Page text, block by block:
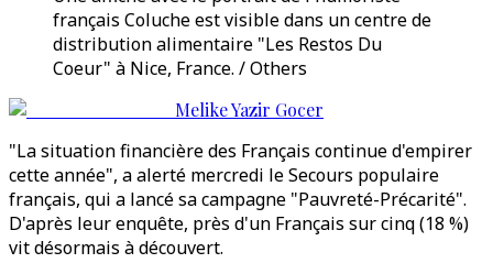
français Coluche est visible dans un centre de
distribution alimentaire "Les Restos Du
Coeur" à Nice, France. / Others
Melike Yazir Gocer
"La situation financière des Français continue d'empirer
cette année", a alerté mercredi le Secours populaire
français, qui a lancé sa campagne "Pauvreté-Précarité".
D'après leur enquête, près d'un Français sur cinq (18 %)
vit désormais à découvert.